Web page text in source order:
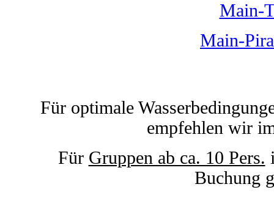
Main-
Main-
Für optimale
empfehlen wir
Für Gruppen ab ca. 10 Pers.
Buchung